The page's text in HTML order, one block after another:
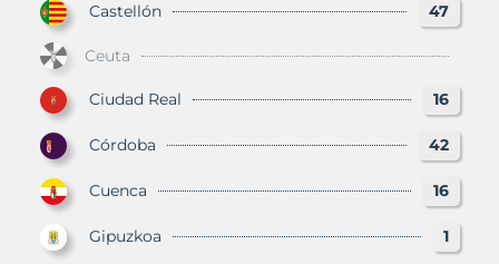
Castellón 47
Ceuta
Ciudad Real 16
Córdoba 42
Cuenca 16
Gipuzkoa 1